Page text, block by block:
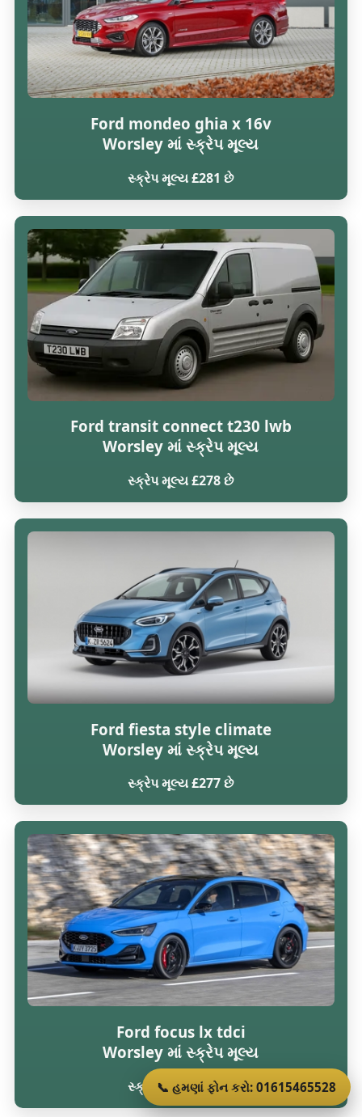
Ford mondeo ghia x 16v
Worsley માં સ્ક્રેપ મૂલ્ય
સ્ક્રેપ મૂલ્ય £281 છે
Ford transit connect t230 lwb
Worsley માં સ્ક્રેપ મૂલ્ય
સ્ક્રેપ મૂલ્ય £278 છે
Ford fiesta style climate
Worsley માં સ્ક્રેપ મૂલ્ય
સ્ક્રેપ મૂલ્ય £277 છે
Ford focus lx tdci
Worsley માં સ્ક્રેપ મૂલ્ય
સ્ક્રેપ મૂલ્ય £277 છે
📞 હમણાં ફોન કરો: 01615465528